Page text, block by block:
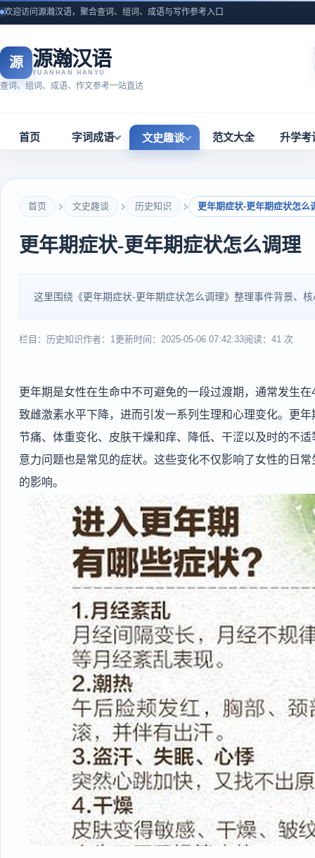
欢迎访问源瀚汉语，聚合查词、组词、成语与写作参考入口
源 源瀚汉语
YUANHAN HANYU
查词、组词、成语、作文参考一站直达
首页 字词成语 文史趣谈 范文大全 升学考
首页 文史趣谈 历史知识 更年期症状-更年期症状怎么
更年期症状-更年期症状怎么调理
这里围绕《更年期症状-更年期症状怎么调理》整理事件背景、
栏目：历史知识作者：1更新时间：2025-05-06 07:42:33阅读：41 次
更年期是女性在生命中不可避免的一段过渡期，通常发生
致雌激素水平下降，进而引发一系列生理和心理变化。更
节痛、体重变化、皮肤干燥和痒、降低、干涩以及时的不
意力问题也是常见的症状。这些变化不仅影响了女性的日
的影响。